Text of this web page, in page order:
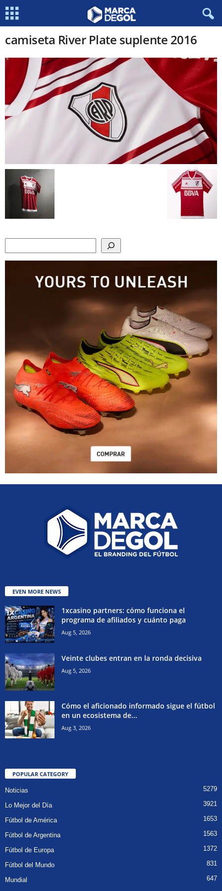
camiseta River Plate suplente 2016
EVEN MORE NEWS
1xcasino partners: cómo funciona el
programa de afiliados y cuánto paga
Aug 5, 2026
Veinte clubes entran en la ronda decisiva
Aug 5, 2026
Cómo el aficionado informado sigue el fútbol
en un ecosistema de...
Aug 3, 2026
POPULAR CATEGORY
Noticias 5279
Lo Mejor del Día 3921
Fútbol de América 1653
Fútbol de Argentina 1563
Fútbol de Europa 1372
Fútbol del Mundo 831
Mundial 647